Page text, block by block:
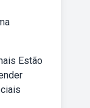
Estão